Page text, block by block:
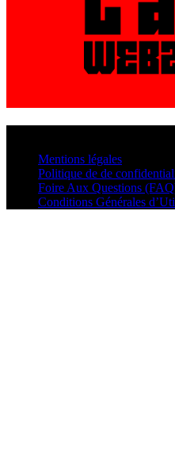
Mentions légales
Politique de de
Foire Aux Questions
Conditions Générales